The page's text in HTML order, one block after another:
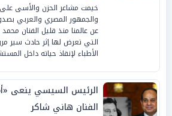
خيمت مشاعر الحزن والأسى على
والجمهور المصري والعربي
عن عالمنا منذ قليل الفنان محمد
التي تعرض لها إثر حادث سير
الأطباء لإنقاذ حياته داخل
الرئيس السيسي ينعى
الفنان هاني شاكر